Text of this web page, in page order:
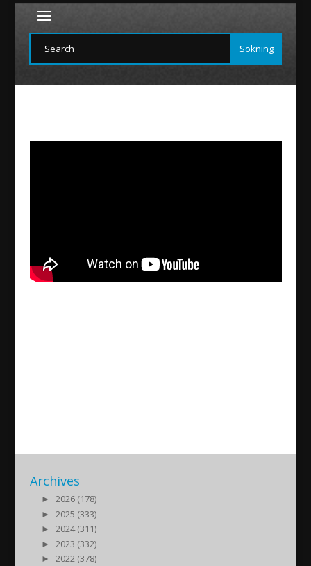
Archives
►
2026 (178)
►
2025 (333)
►
2024 (311)
►
2023 (332)
►
2022 (378)